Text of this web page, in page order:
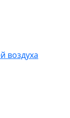
воздуха